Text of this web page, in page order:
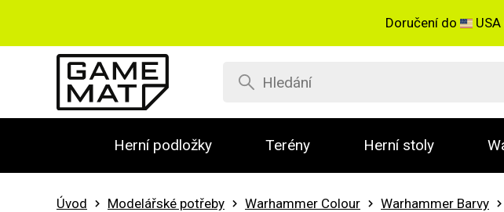
Doručení do
Herní podložky Terény Herní stoly
Úvod Modelářské potřeby Warhammer Colour Warhammer Barvy